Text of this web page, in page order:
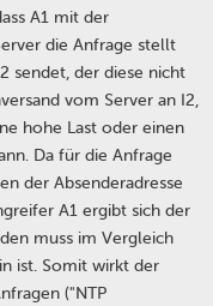
A1 mit der
die Anfrage stellt
sendet, der diese nicht
vom Server an I2,
hohe Last oder einen
Da für die Anfrage
der Absenderadresse
A1 ergibt sich der
muss im Vergleich
ist. Somit wirkt der
("NTP